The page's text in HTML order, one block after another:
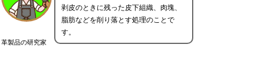
革製品の研究家
剥皮のときに残った皮下組織、肉塊、
脂肪などを削り落とす処理のことで
す。